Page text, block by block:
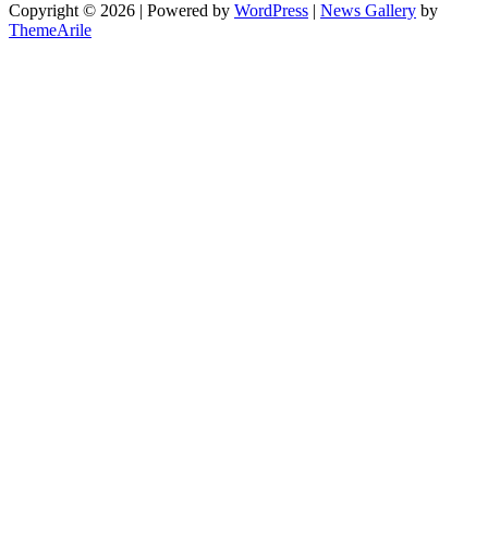
Copyright © 2026 | Powered by WordPress | News Gallery by
ThemeArile